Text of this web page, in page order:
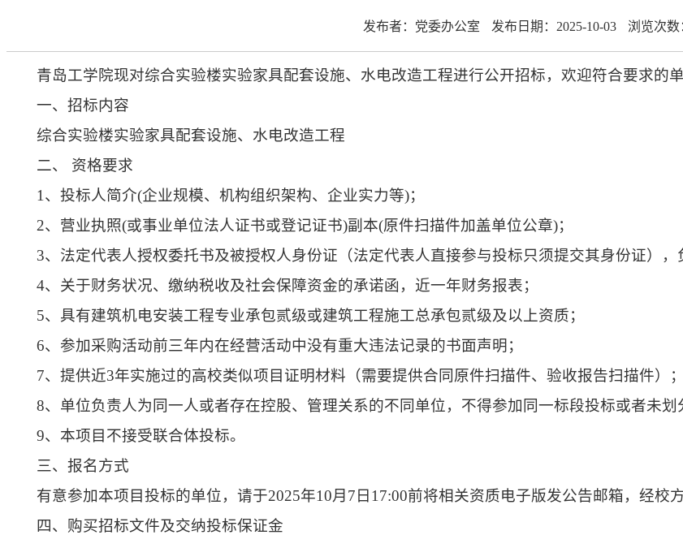
发布者：党委办公室 发布日期：2025-10-03 浏览次数
青岛工学院现对综合实验楼实验家具配套设施、水电改造工程进行公开招标，欢迎符合要求的
一、招标内容
综合实验楼实验家具配套设施、水电改造工程
二、 资格要求
1、投标人简介(企业规模、机构组织架构、企业实力等)；
2、营业执照(或事业单位法人证书或登记证书)副本(原件扫描件加盖单位公章)；
3、法定代表人授权委托书及被授权人身份证（法定代表人直接参与投标只须提交其身份证）
4、关于财务状况、缴纳税收及社会保障资金的承诺函，近一年财务报表；
5、具有建筑机电安装工程专业承包贰级或建筑工程施工总承包贰级及以上资质；
6、参加采购活动前三年内在经营活动中没有重大违法记录的书面声明；
7、提供近3年实施过的高校类似项目证明材料（需要提供合同原件扫描件、验收报告扫描件）；
8、单位负责人为同一人或者存在控股、管理关系的不同单位，不得参加同一标段投标或者未划
9、本项目不接受联合体投标。
三、报名方式
有意参加本项目投标的单位，请于2025年10月7日17:00前将相关资质电子版发公告邮箱，经校
四、购买招标文件及交纳投标保证金